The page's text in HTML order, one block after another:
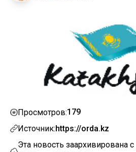
Просмотров:179
Источник:https://orda.kz
Эта новость заархивирована с